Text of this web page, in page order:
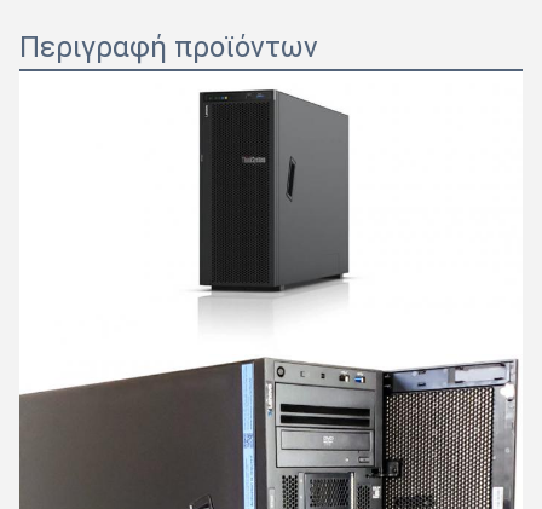
Περιγραφή προϊόντων